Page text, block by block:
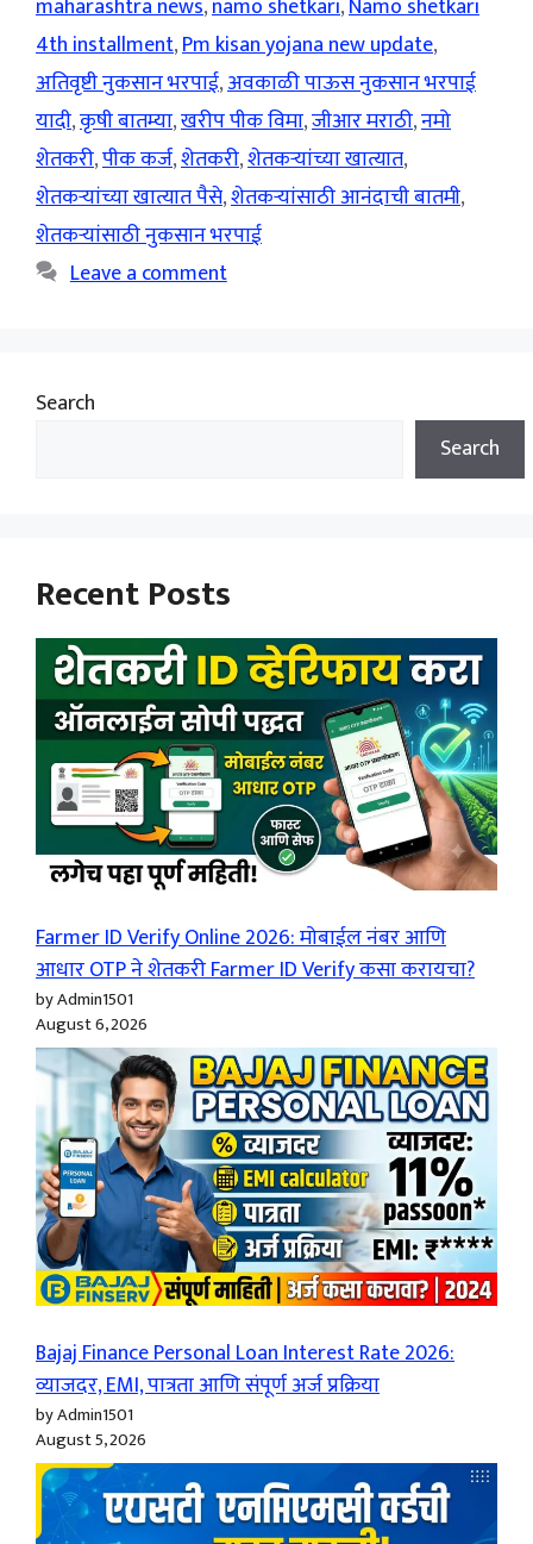
maharashtra news,namo shetkari,Namo shetkari
4th installment,Pm kisan yojana new update,
अतिवृष्टी नुकसान भरपाई,अवकाळी पाऊस नुकसान भरपाई
यादी,कृषी बातम्या,खरीप पीक विमा,जीआर मराठी,नमो
शेतकरी,पीक कर्ज,शेतकरी,शेतकर्‍यांच्या खात्यात,
शेतकर्‍यांच्या खात्यात पैसे,शेतकर्‍यांसाठी आनंदाची बातमी,
शेतकर्‍यांसाठी नुकसान भरपाई
Leave a comment
Search
Search
Recent Posts
Farmer ID Verify Online 2026: मोबाईल नंबर आणि
आधार OTP ने शेतकरी Farmer ID Verify कसा करायचा?
by Admin1501
August 6, 2026
Bajaj Finance Personal Loan Interest Rate 2026:
व्याजदर, EMI, पात्रता आणि संपूर्ण अर्ज प्रक्रिया
by Admin1501
August 5, 2026